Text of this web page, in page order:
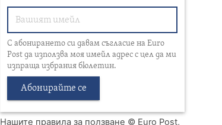
С абонирането си давам съгласие на Euro
Post да използва моя имейл адрес с цел да ми
изпраща избрания бюлетин.
Абонирайте се
Нашите правила за ползване © Euro Post,